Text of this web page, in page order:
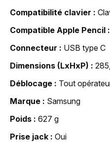
Compatibilité clavier
Compatible Apple Pencil
Connecteur
USB type C
Dimensions (LxHxP)
Déblocage
Tout
Marque
Samsung
Poids
627 g
Prise jack
Oui